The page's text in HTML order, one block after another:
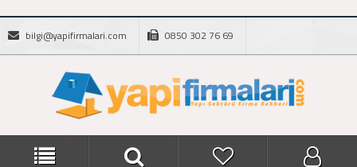
bilgi@yapifirmalari.com 0850 302 76 69